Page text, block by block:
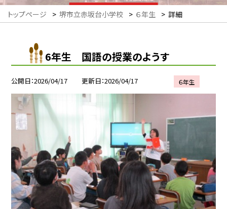
トップページ > 堺市立赤坂台小学校 > ６年生 > 詳細
6年生 国語の授業のようす
公開日 2026/04/17 更新日 2026/04/17 ６年生